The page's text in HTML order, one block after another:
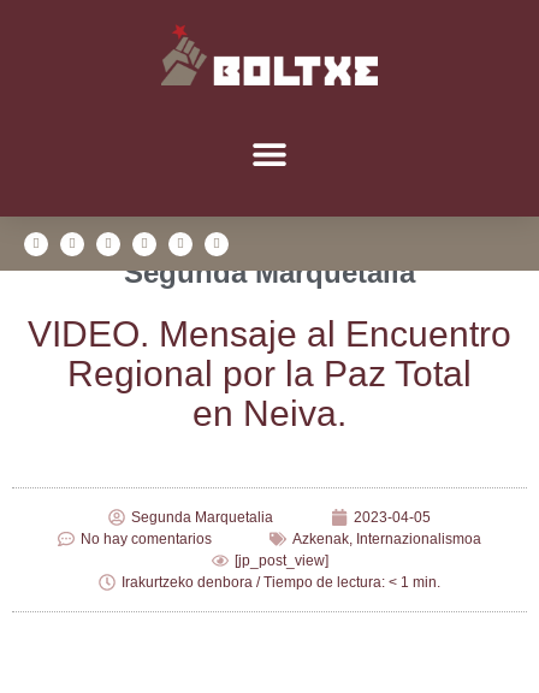
Segunda Marquetalia
VIDEO. Men­sa­je al Encuen­tro
Regio­nal por la Paz Total
en Neiva.
Segunda Marquetalia
2023-04-05
No hay comentarios
Azkenak, Internazionalismoa
[jp_post_view]
Irakurtzeko denbora / Tiempo de lectura: < 1 min.